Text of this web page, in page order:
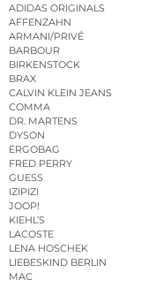
ADIDAS ORIGINALS
AFFENZAHN
ARMANI/PRIVÉ
BARBOUR
BIRKENSTOCK
BRAX
CALVIN KLEIN JEANS
COMMA
DR. MARTENS
DYSON
ERGOBAG
FRED PERRY
GUESS
IZIPIZI
JOOP!
KIEHL’S
LACOSTE
LENA HOSCHEK
LIEBESKIND BERLIN
MAC